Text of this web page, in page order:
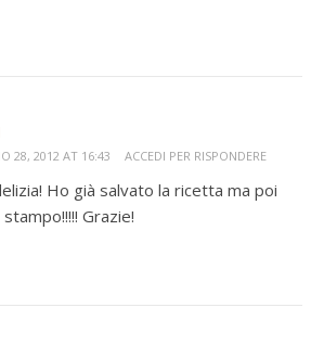
28, 2012 AT 16:43 ACCEDI PER RISPONDERE
Ho già salvato la ricetta ma poi
Grazie!